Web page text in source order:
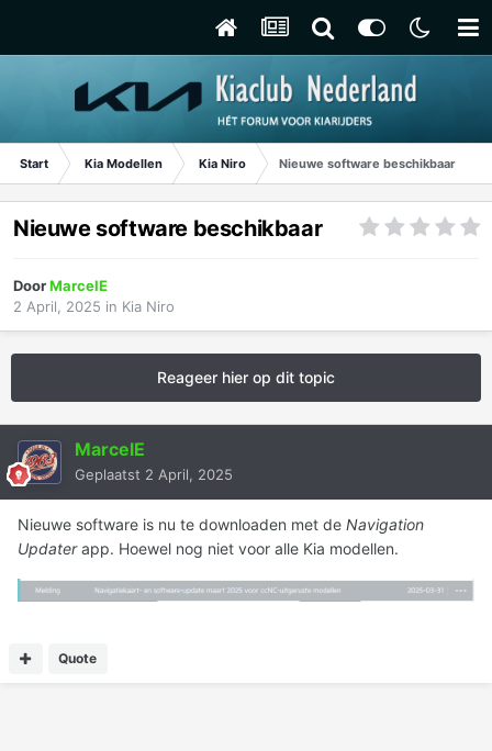
Start Kia Modellen Kia Niro Nieuwe software beschikbaar
Nieuwe software beschikbaar
DoorMarcelE
2 April, 2025 in Kia Niro
Reageer hier op dit topic
MarcelE
Geplaatst 2 April, 2025
Nieuwe software is nu te downloaden met de Navigation
Updaterapp. Hoewel nog niet voor alle Kia modellen.
Quote